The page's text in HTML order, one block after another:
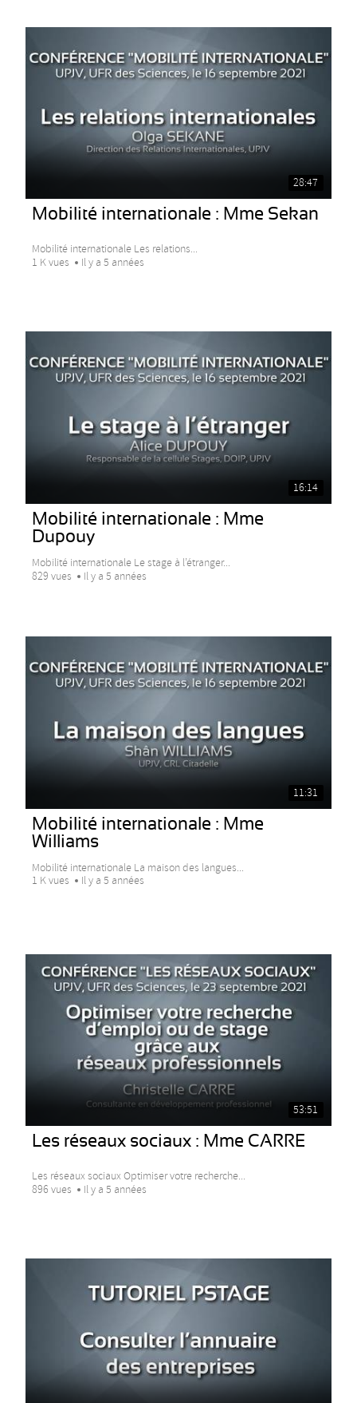
28:47
Mobilité internationale : Mme Sekan
Mobilité internationale Les relations...
1 K vues
Il y a 5 années
16:14
Mobilité internationale : Mme
Dupouy
Mobilité internationale Le stage à l’étranger...
829 vues
Il y a 5 années
11:31
Mobilité internationale : Mme
Williams
Mobilité internationale La maison des langues...
1 K vues
Il y a 5 années
53:51
Les réseaux sociaux : Mme CARRE
Les réseaux sociaux Optimiser votre recherche...
896 vues
Il y a 5 années